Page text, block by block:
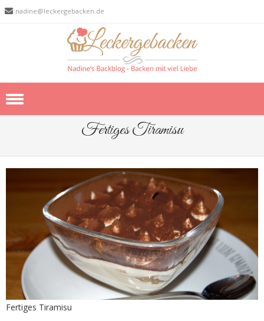
nadine@leckergebacken.de
Fertiges Tiramisu
Fertiges Tiramisu